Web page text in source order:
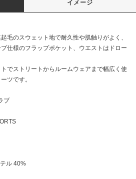
イメージ
毛のスウェット地で耐久性や肌触りがよく、
仕様のフラップポケット、ウエストはドロー
でストリートからルームウェアまで幅広く使
ツです。
ブ
ル 40%